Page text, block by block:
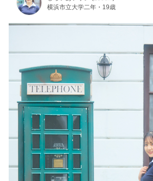
横浜市立大学二年・19歳